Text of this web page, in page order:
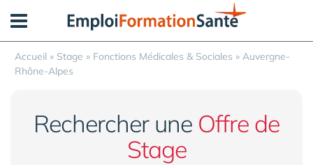
Accueil » Stage » Fonctions Médicales & Sociales » Auvergne-
Rhône-Alpes
Rechercher une Offre de
Stage